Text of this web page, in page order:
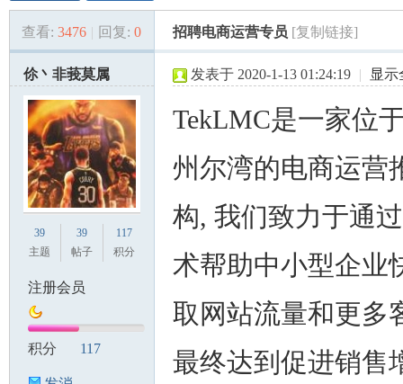
美» › ›
查看: 3476 | 回复: 0 招聘电商运营专员 [复制链接]
伱丶非莪莫属
39
主题
39
帖子
117
积分
注册会员
积分 117
发表于 2020-1-13 01:24:19 | 显示
TekLMC是一家位
州尔湾的电商运营
构, 我们致力于通
术帮助中小型企业
取网站流量和更多
最终达到促进销售